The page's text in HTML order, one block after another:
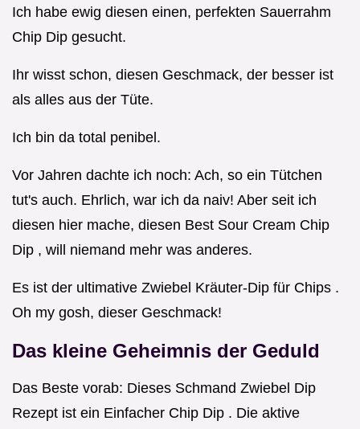
Ich habe ewig diesen einen, perfekten Sauerrahm
Chip Dip gesucht.
Ihr wisst schon, diesen Geschmack, der besser ist
als alles aus der Tüte.
Ich bin da total penibel.
Vor Jahren dachte ich noch: Ach, so ein Tütchen
tut's auch. Ehrlich, war ich da naiv! Aber seit ich
diesen hier mache, diesen Best Sour Cream Chip
Dip , will niemand mehr was anderes.
Es ist der ultimative Zwiebel Kräuter-Dip für Chips .
Oh my gosh, dieser Geschmack!
Das kleine Geheimnis der Geduld
Das Beste vorab: Dieses Schmand Zwiebel Dip
Rezept ist ein Einfacher Chip Dip . Die aktive